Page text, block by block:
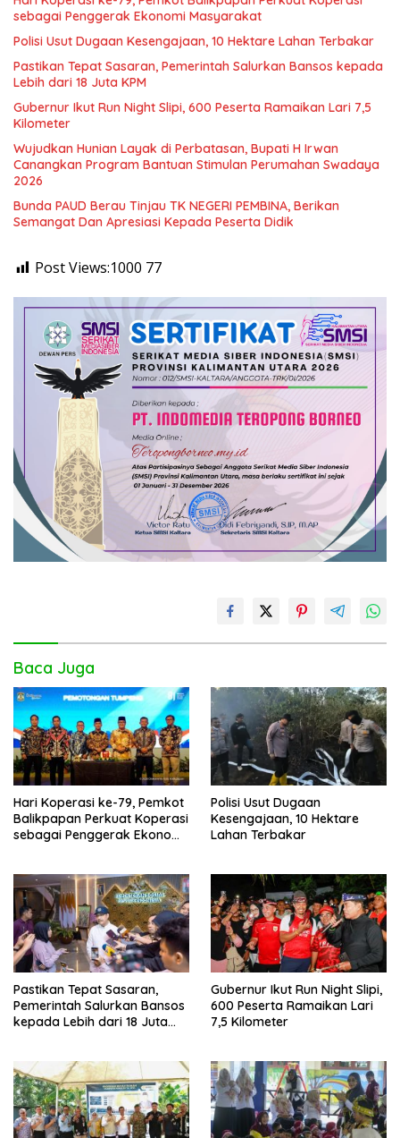
sebagai Penggerak Ekonomi Masyarakat
Polisi Usut Dugaan Kesengajaan, 10 Hektare Lahan Terbakar
Pastikan Tepat Sasaran, Pemerintah Salurkan Bansos kepada
Lebih dari 18 Juta KPM
Gubernur Ikut Run Night Slipi, 600 Peserta Ramaikan Lari 7,5
Kilometer
Wujudkan Hunian Layak di Perbatasan, Bupati H Irwan
Canangkan Program Bantuan Stimulan Perumahan Swadaya
2026
Bunda PAUD Berau Tinjau TK NEGERI PEMBINA, Berikan
Semangat Dan Apresiasi Kepada Peserta Didik
Post Views:1000 77
Baca Juga
Hari Koperasi ke-79, Pemkot
Balikpapan Perkuat Koperasi
sebagai Penggerak Ekonomi
Polisi Usut Dugaan
Kesengajaan, 10 Hektare
Lahan Terbakar
Pastikan Tepat Sasaran,
Pemerintah Salurkan Bansos
kepada Lebih dari 18 Juta
Gubernur Ikut Run Night Slipi,
600 Peserta Ramaikan Lari
7,5 Kilometer